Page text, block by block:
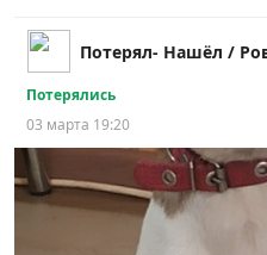
Потерял- Нашёл /
Потерялись
03 марта 19:20